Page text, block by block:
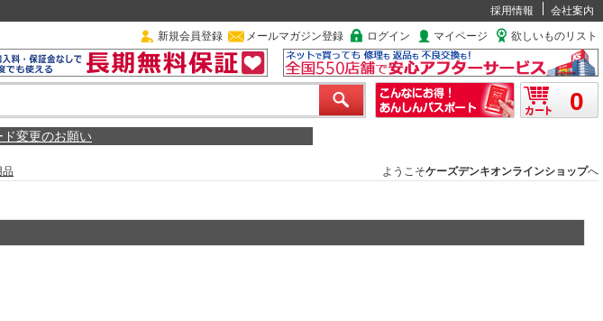
採用情報
会社案内
新規会員登録 メールマガジン登録 ログイン マイページ 欲しいものリスト
0
変更のお願い
品 ようこそケーズデンキオンラインショップへ